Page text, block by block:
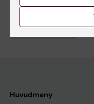
Redigera din profil
Huvudmeny